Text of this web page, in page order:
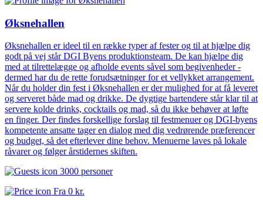
Øksnehallen
Øksnehallen er ideel til en række typer af fester og til at hjælpe dig
godt på vej står DGI Byens produktionsteam. De kan hjælpe dig
med at tilrettelægge og afholde events såvel som begivenheder -
dermed har du de rette forudsætninger for et vellykket arrangement.
Når du holder din fest i Øksnehallen er der mulighed for at få leveret
og serveret både mad og drikke. De dygtige bartendere står klar til at
servere kolde drinks, cocktails og mad, så du ikke behøver at løfte
en finger. Der findes forskellige forslag til festmenuer og DGI-byens
kompetente ansatte tager en dialog med dig vedrørende præferencer
og budget, så det efterlever dine behov. Menuerne laves på lokale
råvarer og følger årstidernes skiften.
3000 personer
Fra 0 kr.